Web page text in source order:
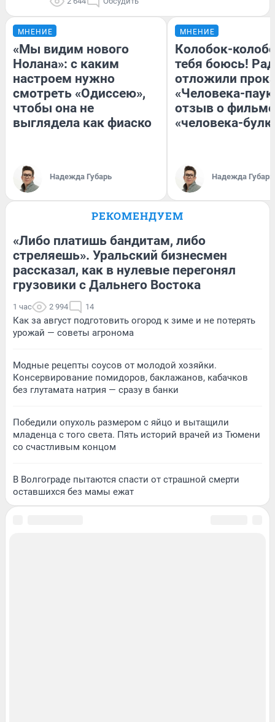
МНЕНИЕ
«Мы видим нового
Нолана»: с каким
настроем нужно
смотреть «Одиссею»,
чтобы она не
выглядела как фиаско
Надежда Губарь
МНЕНИЕ
Колобок-
тебя боюсь!
отложили
«Человека-
отзыв о
«человека-
Надежда Губарь
РЕКОМЕНДУЕМ
«Либо платишь бандитам, либо
стреляешь». Уральский бизнесмен
рассказал, как в нулевые перегонял
грузовики с Дальнего Востока
1 час 2 994 14
Как за август подготовить огород к зиме и не потерять
урожай — советы агронома
Модные рецепты соусов от молодой хозяйки.
Консервирование помидоров, баклажанов, кабачков
без глутамата натрия — сразу в банки
Победили опухоль размером с яйцо и вытащили
младенца с того света. Пять историй врачей из Тюмени
со счастливым концом
В Волгограде пытаются спасти от страшной смерти
оставшихся без мамы ежат